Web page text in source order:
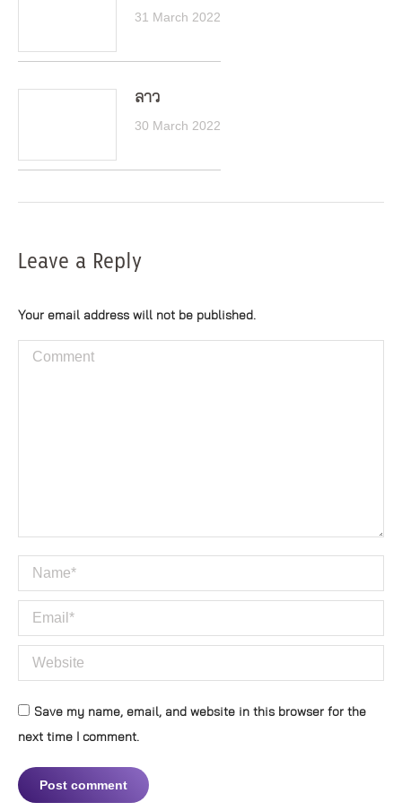
31 March 2022
ลาว
30 March 2022
Leave a Reply
Your email address will not be published.
Comment
Name *
Email *
Website
Save my name, email, and website in this browser for the
next time I comment.
Post comment